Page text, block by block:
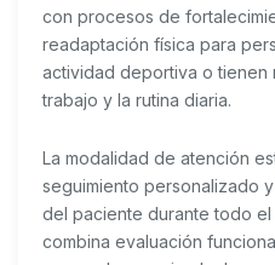
con procesos de
readaptación física para
actividad deportiva o tienen
trabajo y la rutina diaria.
La modalidad de atención
seguimiento personalizado
del paciente durante todo el
combina evaluación